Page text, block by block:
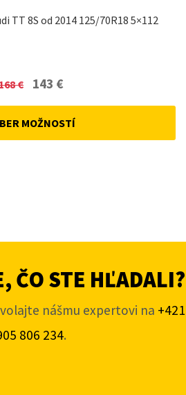
TT 8S od 2014 125/70R18 5×112
€
Original
was:
143 €Current
MOŽNOSTÍ
ČO STE HĽADALI?
nášmu expertovi na +421
806 234.